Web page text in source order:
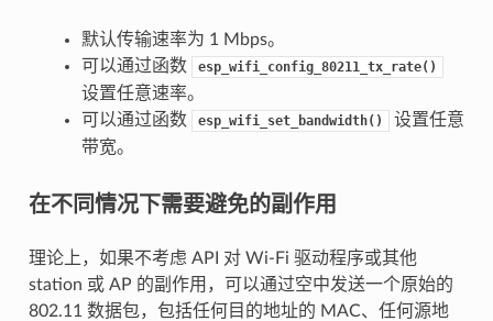
默认传输速率为 1 Mbps。
可以通过函数
esp_wifi_config_80211_tx_rate()
设置任意速率。
可以通过函数
esp_wifi_set_bandwidth()
设置任意
带宽。
在不同情况下需要避免的副作用
理论上，如果不考虑 API 对 Wi-Fi 驱动程序或其他
station 或 AP 的副作用，可以通过空中发送一个原始的
802.11 数据包，包括任何目的地址的 MAC、任何源地